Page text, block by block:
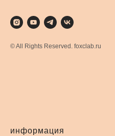
© All Rights Reserved. foxclab.ru
информация